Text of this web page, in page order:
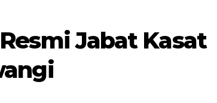
Jabat Kasat